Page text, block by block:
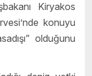
Kiryakos
konuyu
olduğunu